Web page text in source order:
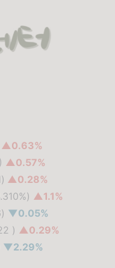
▲0.63%
▲0.57%
▲0.28%
▲1.1%
▼0.05%
) ▲0.29%
▼2.29%